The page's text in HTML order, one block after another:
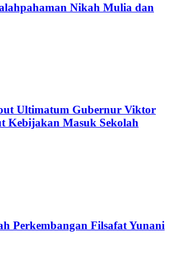
Nikah Mulia dan
Ultimatum Gubernur Viktor
Kebijakan Masuk Sekolah
Perkembangan Filsafat Yunani